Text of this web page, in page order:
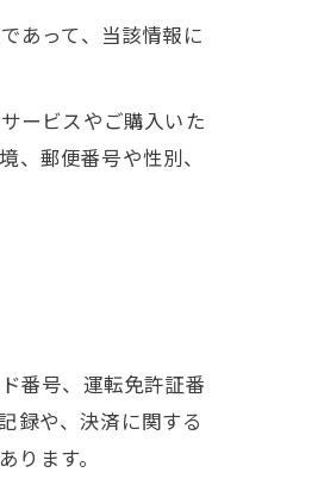
あって、当該情報に
ービスやご購入いた
郵便番号や性別、
番号、運転免許証番
録や、決済に関する
ます。